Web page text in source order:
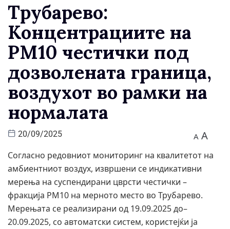
Трубарево:
Концентрациите на
PM10 честички под
дозволената граница,
воздухот во рамки на
нормалата
20/09/2025 A A
Согласно редовниот мониторинг на квалитетот на
амбиентниот воздух, извршени се индикативни
мерења на суспендирани цврсти честички –
фракција PM10 на мерното место во Трубарево.
Мерењата се реализирани од 19.09.2025 до–
20.09.2025, со автоматски систем, користејќи ја